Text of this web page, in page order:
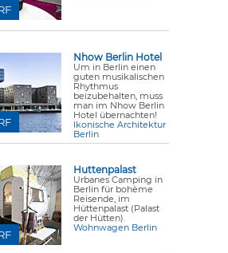
Nhow Berlin Hotel
Um in Berlin einen
guten musikalischen
Rhythmus
beizubehalten, muss
man im Nhow Berlin
Hotel übernachten!
Ikonische Architektur
Berlin
Huttenpalast
Urbanes Camping in
Berlin für bohème
Reisende, im
Hüttenpalast (Palast
der Hütten).
Wohnwagen Berlin